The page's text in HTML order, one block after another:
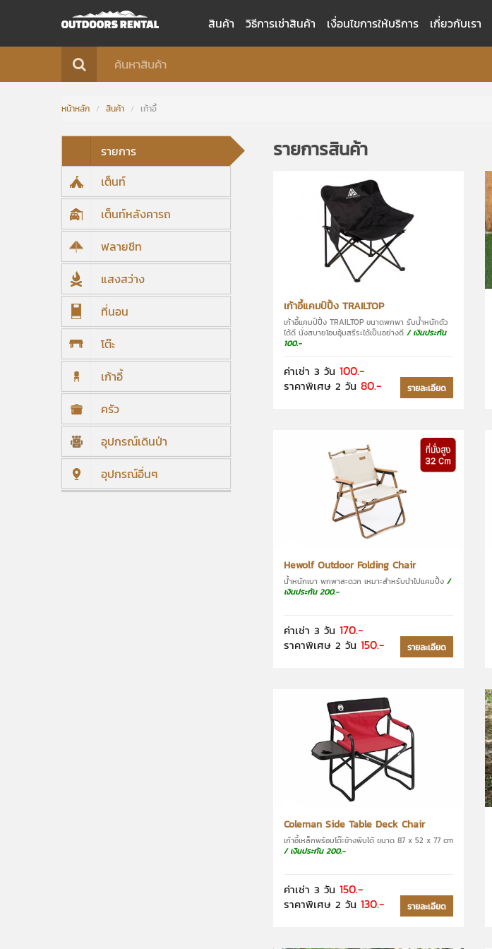
สินค้า วิธีการเช่าสินค้า เงื่อนไขการให้บริการ เกี่ยวกับเรา
หน้าหลัก / สินค้า / เก้าอี้
รายการ
เต็นท์
เต็นท์หลังคารถ
ฟลายชีท
แสงสว่าง
ที่นอน
โต๊ะ
เก้าอี้
ครัว
อุปกรณ์เดินป่า
อุปกรณ์อื่นๆ
รายการสินค้า
เก้าอี้แคมป์ปิ้ง TRAILTOP
เก้าอี้แคมป์ปิ้ง TRAILTOP ขนาดพกพา รับน้ำหนักตัว
ได้ดี นั่งสบายโอบอุ้มสรีระได้เป็นอย่างดี / เงินประกัน
100.-
ค่าเช่า 3 วัน 100.-
ราคาพิเศษ 2 วัน 80.- รายละเอียด
Hewolf Outdoor Folding Chair
น้ำหนักเบา พกพาสะดวก เหมาะสำหรับนำไปแคมปิ้ง /
เงินประกัน 200.-
ค่าเช่า 3 วัน 170.-
ราคาพิเศษ 2 วัน 150.- รายละเอียด
Coleman Side Table Deck Chair
เก้าอี้เหล็กพร้อมโต๊ะข้างพับได้ ขนาด 87 x 52 x 77 cm
/ เงินประกัน 200.-
ค่าเช่า 3 วัน 150.-
ราคาพิเศษ 2 วัน 130.- รายละเอียด